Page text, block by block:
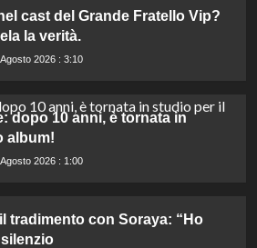
cast del Grande Fratello Vip?
la verità.
2026 : 3:10
dopo 10 anni, è tornata in
album!
2026 : 1:00
tradimento con Soraya: “Ho